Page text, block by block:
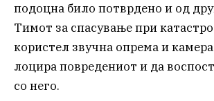
подоцна било потврдено и од
Тимот за спасување при
користел звучна опрема и камера
лоцира повредениот и да
со него.